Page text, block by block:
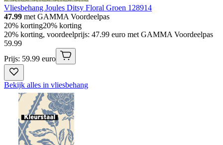
Vliesbehang Joules Ditsy Floral Groen 128914
47.99 met GAMMA Voordeelpas
20% korting20% korting
20% korting, voordeelprijs: 47.99 euro met GAMMA Voordeelpas
59.99
Prijs: 59.99 euro
Bekijk alles in vliesbehang